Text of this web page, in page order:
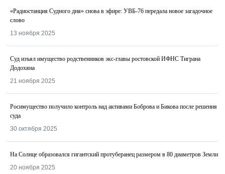
«Радиостанция Судного дня» снова в эфире: УВБ-76 передала новое загадочное
слово
13 ноября 2025
Суд изъял имущество родственников экс-главы ростовской ИФНС Тиграна
Додохяна
21 ноября 2025
Росимущество получило контроль над активами Боброва и Бикова после решения
суда
30 октября 2025
На Солнце образовался гигантский протуберанец размером в 80 диаметров Земли
20 ноября 2025